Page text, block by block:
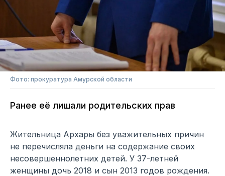
Фото: прокуратура Амурской области
Ранее её лишали родительских прав
Жительница Архары без уважительных причин
не перечисляла деньги на содержание своих
несовершеннолетних детей. У 37-летней
женщины дочь 2018 и сын 2013 годов рождения.